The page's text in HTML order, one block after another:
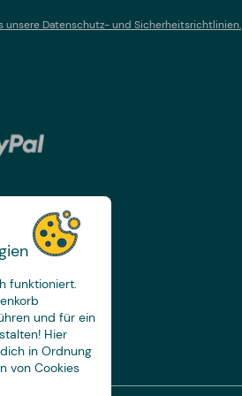
funktioniert.
und für ein
Hier
in Ordnung
von Cookies
unsere Datenschutz- und Sicherheitsrichtlinien.